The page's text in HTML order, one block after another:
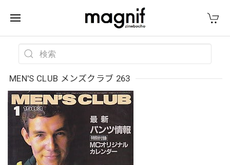
MEN'S CLUB メンズクラブ 263